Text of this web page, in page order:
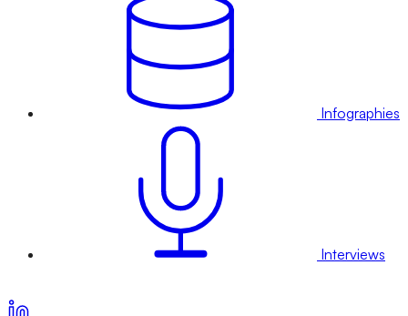
Infographies
Interviews